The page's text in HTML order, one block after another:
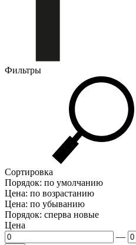
Фильтры
Сортировка
Порядок: по умолчанию
Цена: по возрастанию
Цена: по убыванию
Порядок: сперва новые
Цена
—